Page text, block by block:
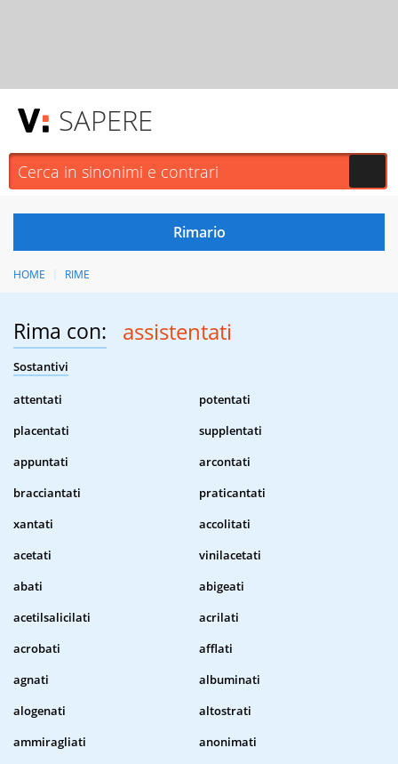
SAPERE
HOME RIME
Rima con: assistentati
Sostantivi
attentati
potentati
placentati
supplentati
appuntati
arcontati
bracciantati
praticantati
xantati
accolitati
acetati
vinilacetati
abati
abigeati
acetilsalicilati
acrilati
acrobati
afflati
agnati
albuminati
alogenati
altostrati
ammiragliati
anonimati